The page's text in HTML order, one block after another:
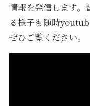
情報を発信します。
る様子も随時
ぜひご覧ください。